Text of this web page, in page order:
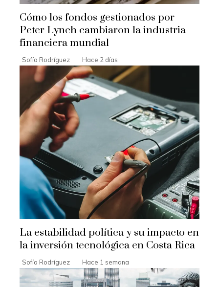
Cómo los fondos gestionados por
Peter Lynch cambiaron la industria
financiera mundial
Sofía Rodríguez Hace 2 días
La estabilidad política y su impacto en
la inversión tecnológica en Costa Rica
Sofía Rodríguez Hace 1 semana